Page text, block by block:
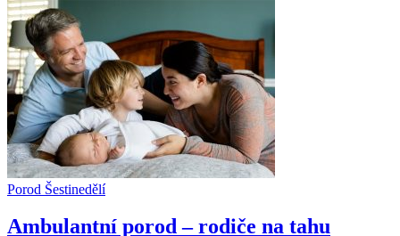
Porod Šestinedělí
Ambulantní porod – rodiče na tahu